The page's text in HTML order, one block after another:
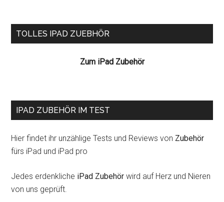
Seitenspalte
TOLLES IPAD ZUEBHÖR
Zum iPad Zubehör
IPAD ZUBEHÖR IM TEST
Hier findet ihr unzählige Tests und Reviews von Zubehör
fürs iPad und iPad pro
Jedes erdenkliche iPad Zubehör wird auf Herz und Nieren
von uns geprüft.